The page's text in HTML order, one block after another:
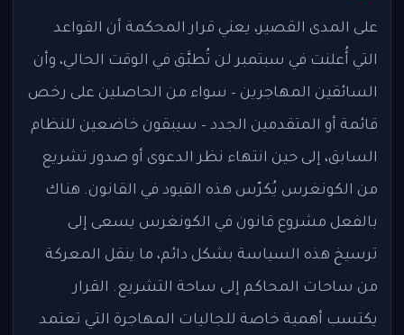
على المدى القصير، يعني قرار المحكمة أن القواعد
التي أُعلنت في سبتمبر لن تُطبَّق في الوقت الحالي، وأن
السائقين المهاجرين – سواء من الحاصلين على رخص
قائمة أو المتقدمين الجدد – سيبقون خاضعين للنظام
السابق، إلى حين انتهاء نظر الدعوى أو صدور تشريع
من الكونغرس يُكرّس هذه القيود في القانون. هناك
بالفعل مشروع قانون في الكونغرس يسعى إلى
ترسيخ هذه السياسة بشكل دائم، ما ينقل المعركة
من ساحات المحاكم إلى ساحة التشريع. القرار
يكتسب أهمية خاصة للجاليات المهاجرة التي تعتمد